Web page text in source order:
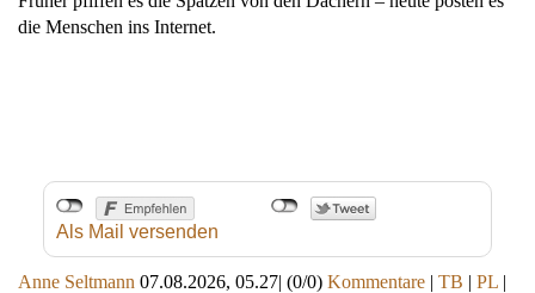
die Menschen ins Internet.
Als Mail versenden
Anne Seltmann 07.08.2026, 05.27| (0/0) Kommentare | TB | PL |